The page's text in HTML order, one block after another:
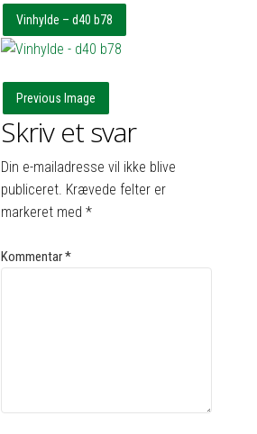
Vinhylde – d40 b78
Previous Image
Skriv et svar
Din e-mailadresse vil ikke blive
publiceret. Krævede felter er
markeret med*
Kommentar*